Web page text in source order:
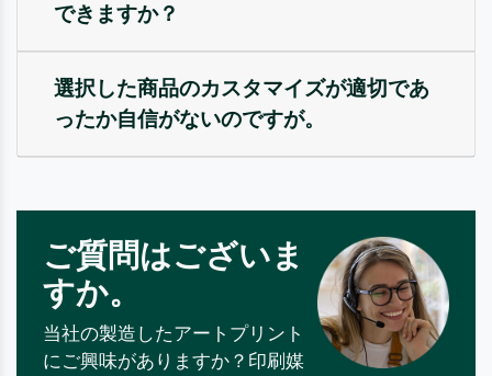
できますか？
選択した商品のカスタマイズが適切であ
ったか自信がないのですが。
ご質問はございま
すか。
当社の製造したアートプリント
にご興味がありますか？印刷媒